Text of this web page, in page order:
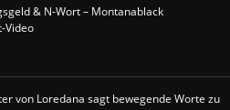
& N-Wort – Montanablack
Video
von Loredana sagt bewegende Worte zu